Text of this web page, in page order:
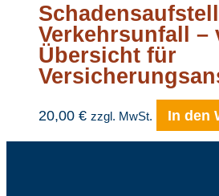
Verkehrsunfall –
Übersicht für
20,00 € zzgl. MwSt. In den